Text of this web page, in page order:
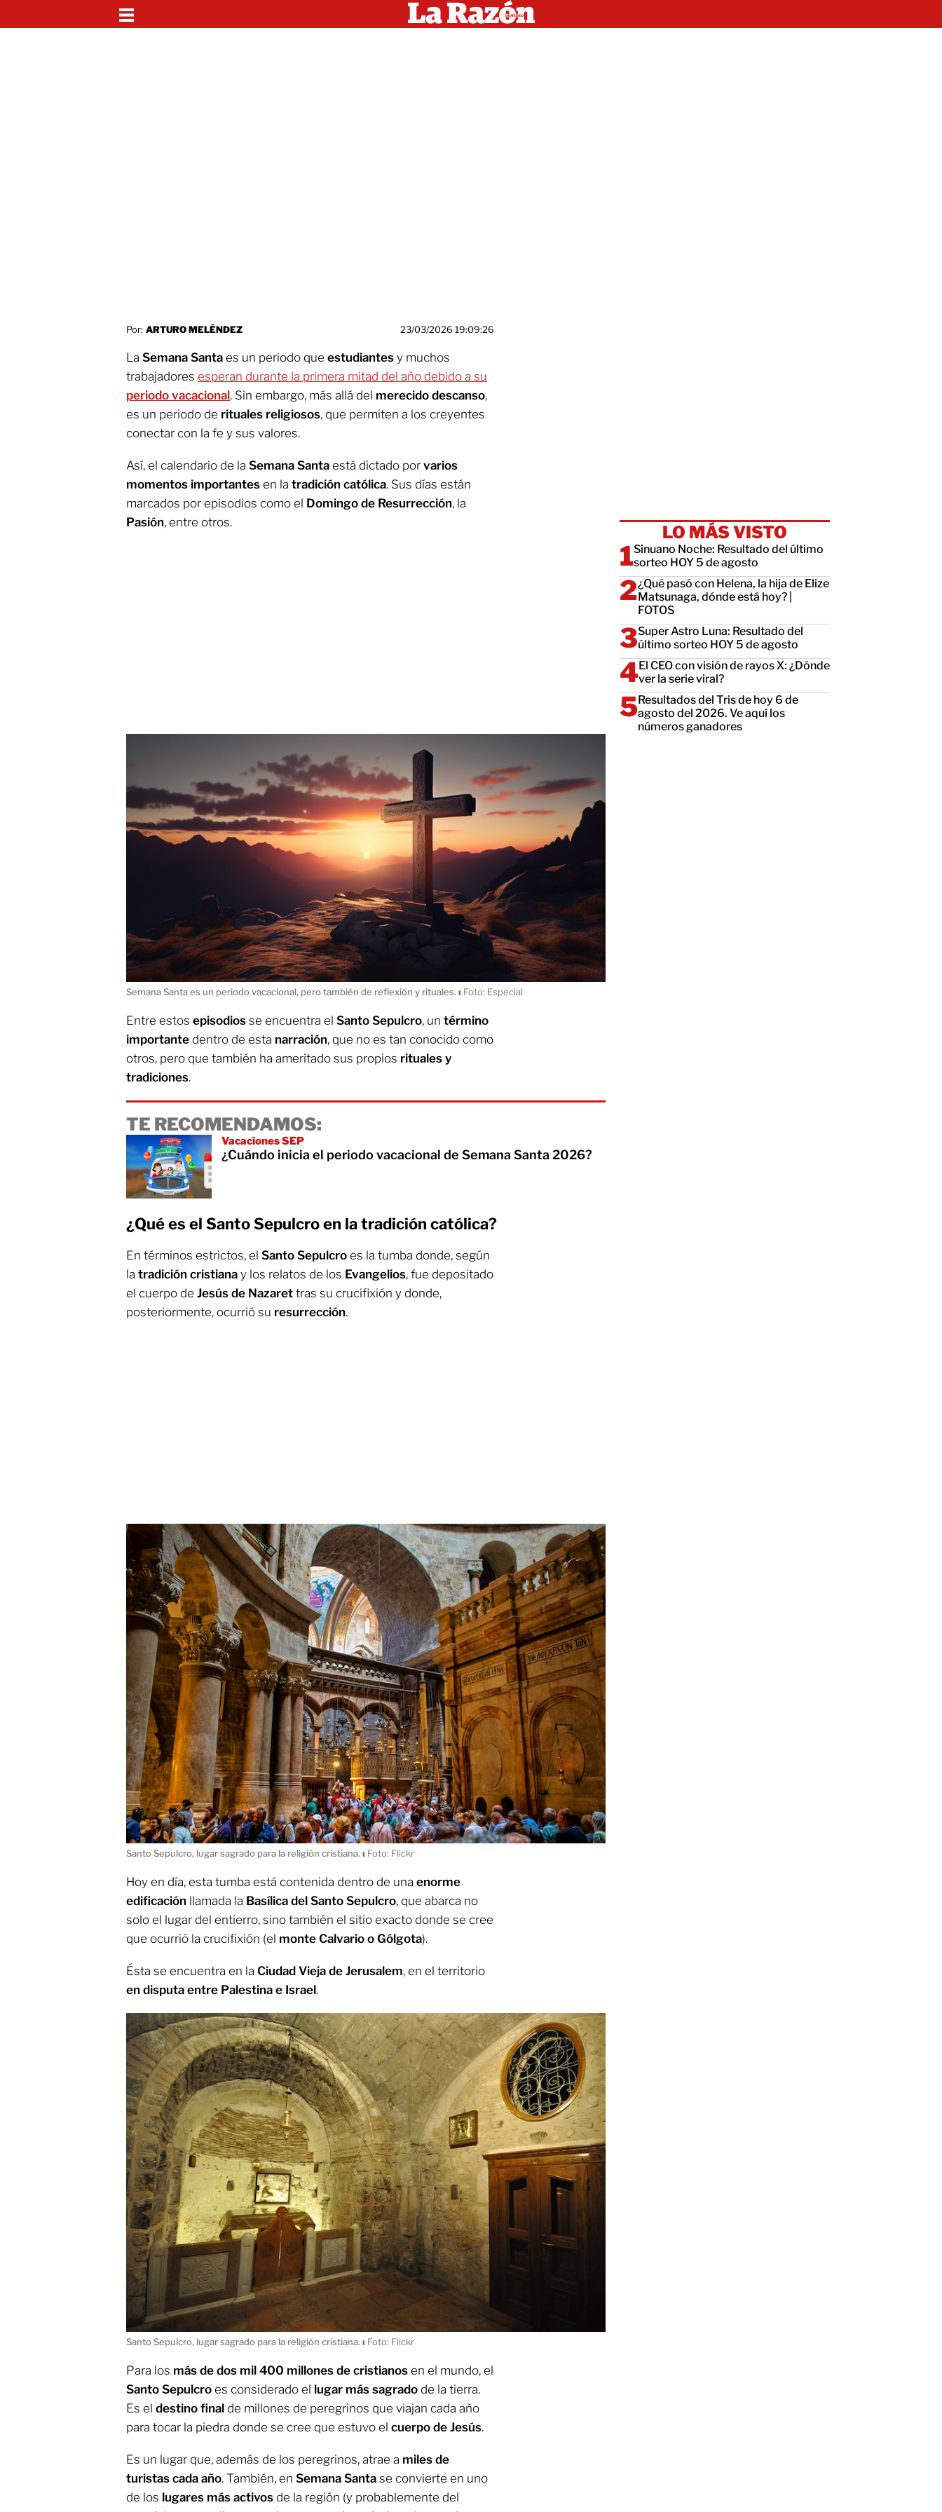
Por: ARTURO MELÉNDEZ 23/03/2026 19:09:26
La Semana Santa es un periodo que estudiantes y muchos
trabajadores esperan durante la primera mitad del año debido a su
periodo vacacional. Sin embargo, más allá del merecido descanso,
es un periodo de rituales religiosos, que permiten a los creyentes
conectar con la fe y sus valores.
Así, el calendario de la Semana Santa está dictado por varios
momentos importantes en la tradición católica. Sus días están
marcados por episodios como el Domingo de Resurrección, la
Pasión, entre otros.
Semana Santa es un periodo vacacional, pero también de reflexión y rituales. ı Foto: Especial
Entre estos episodios se encuentra el Santo Sepulcro, un término
importante dentro de esta narración, que no es tan conocido como
otros, pero que también ha ameritado sus propios rituales y
tradiciones.
TE RECOMENDAMOS:
Vacaciones SEP
¿Cuándo inicia el periodo vacacional de Semana Santa 2026?
¿Qué es el Santo Sepulcro en la tradición católica?
En términos estrictos, el Santo Sepulcro es la tumba donde, según
la tradición cristiana y los relatos de los Evangelios, fue depositado
el cuerpo de Jesús de Nazaret tras su crucifixión y donde,
posteriormente, ocurrió su resurrección.
Santo Sepulcro, lugar sagrado para la religión cristiana.ı Foto: Flickr
Hoy en día, esta tumba está contenida dentro de una enorme
edificación llamada la Basílica del Santo Sepulcro, que abarca no
solo el lugar del entierro, sino también el sitio exacto donde se cree
que ocurrió la crucifixión (el monte Calvario o Gólgota).
Ésta se encuentra en la Ciudad Vieja de Jerusalem, en el territorio
en disputa entre Palestina e Israel.
Santo Sepulcro, lugar sagrado para la religión cristiana. ı Foto: Flickr
Para los más de dos mil 400 millones de cristianos en el mundo, el
Santo Sepulcro es considerado el lugar más sagrado de la tierra.
Es el destino final de millones de peregrinos que viajan cada año
para tocar la piedra donde se cree que estuvo el cuerpo de Jesús.
Es un lugar que, además de los peregrinos, atrae a miles de
turistas cada año. También, en Semana Santa se convierte en uno
de los lugares más activos de la región (y probablemente del
LO MÁS VISTO
Sinuano Noche: Resultado del último
sorteo HOY 5 de agosto
¿Qué pasó con Helena, la hija de Elize
Matsunaga, dónde está hoy? |
FOTOS
Super Astro Luna: Resultado del
último sorteo HOY 5 de agosto
El CEO con visión de rayos X: ¿Dónde
ver la serie viral?
Resultados del Tris de hoy 6 de
agosto del 2026. Ve aquí los
números ganadores